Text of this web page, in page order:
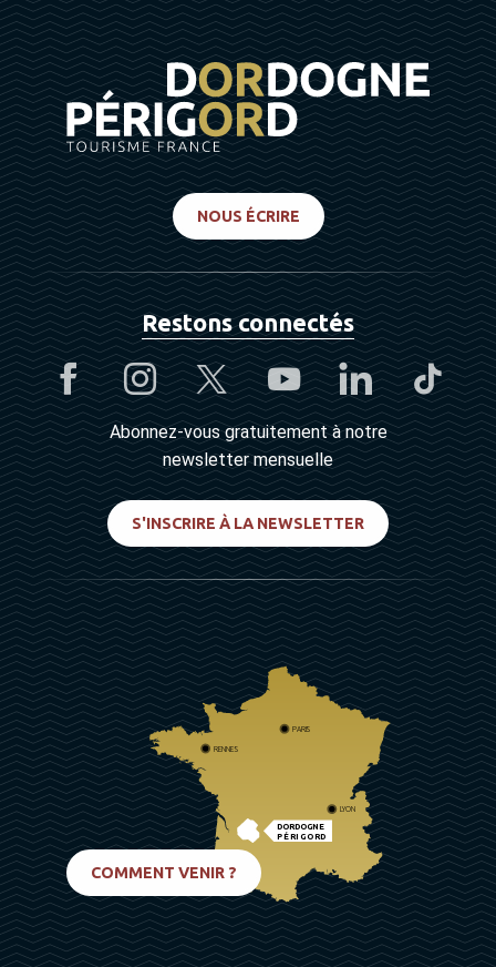
NOUS ÉCRIRE
Restons connectés
Abonnez-vous gratuitement à notre
newsletter mensuelle
S'INSCRIRE À LA NEWSLETTER
DORDOGNE
PÉRIGORD
PARIS
RENNES
LYON
COMMENT VENIR ?